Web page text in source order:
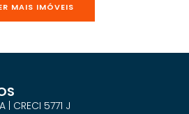
MAIS IMÓVEIS
CRECI 5771 J